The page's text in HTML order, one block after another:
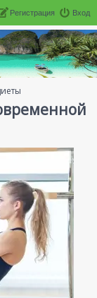
Вход
Регистрация